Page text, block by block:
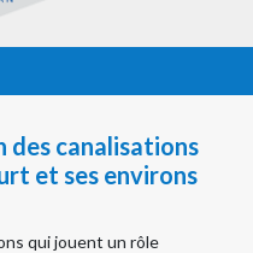
des canalisations
et ses environs
qui jouent un rôle